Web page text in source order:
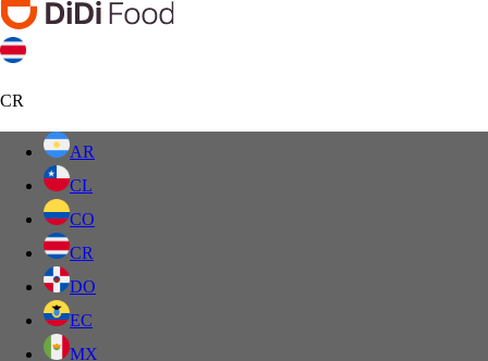
CR
AR
CL
CO
CR
DO
EC
MX